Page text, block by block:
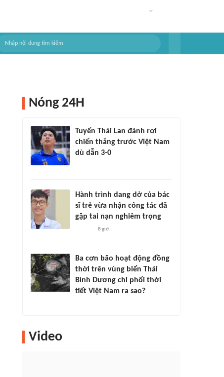
Nóng 24H
Tuyển Thái Lan đánh rơi
chiến thắng trước Việt Nam
dù dẫn 3-0
Hành trình dang dở của bác
sĩ trẻ vừa nhận công tác đã
gặp tai nạn nghiêm trọng
8 giờ
Ba cơn bão hoạt động đồng
thời trên vùng biển Thái
Bình Dương chi phối thời
tiết Việt Nam ra sao?
Video